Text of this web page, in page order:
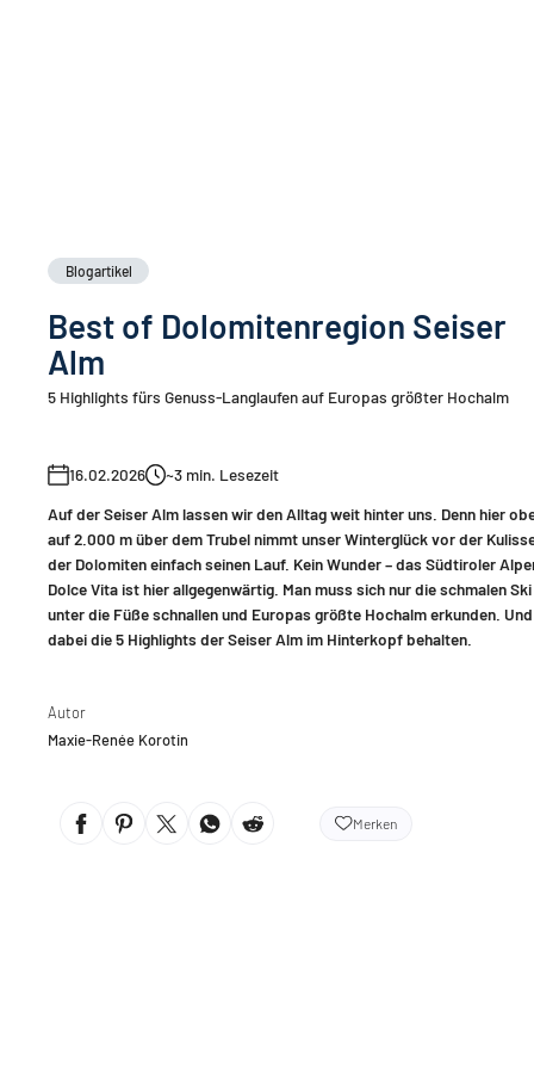
Blogartikel
Best of Dolomitenregion Seiser
Alm
5 Highlights fürs Genuss-Langlaufen auf Europas größter Hochalm
16.02.2026 ~3 min. Lesezeit
Auf der Seiser Alm lassen wir den Alltag weit hinter uns. Denn hier
auf 2.000 m über dem Trubel nimmt unser Winterglück vor der
der Dolomiten einfach seinen Lauf. Kein Wunder – das Südtiroler
Dolce Vita ist hier allgegenwärtig. Man muss sich nur die schmalen Ski
unter die Füße schnallen und Europas größte Hochalm erkunden. Und
dabei die 5 Highlights der Seiser Alm im Hinterkopf behalten.
Autor
Maxie-Renée Korotin
Merken